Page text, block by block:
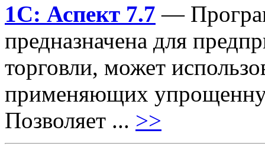
1С: Аспект 7.7 —
предназначена для
торговли, может
применяющих
Позволяет ... >>